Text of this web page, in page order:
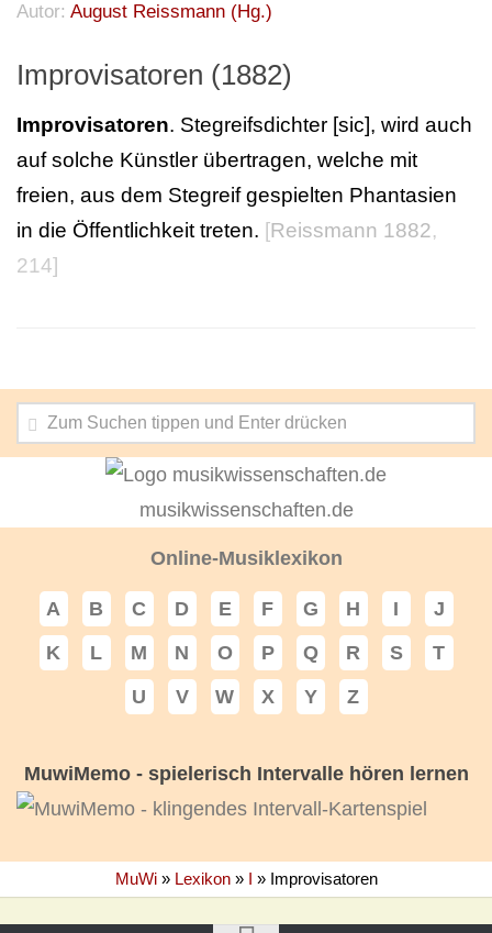
Autor: August Reissmann (Hg.)
Improvisatoren (1882)
Improvisatoren. Stegreifsdichter [sic], wird auch
auf solche Künstler übertragen, welche mit
freien, aus dem Stegreif gespielten Phantasien
in die Öffentlichkeit treten. [Reissmann 1882,
214]
musikwissenschaften.de
Online-Musiklexikon
A B C D E F G H I
J
K
L M N O P Q R S
T
U
V W X Y Z
MuwiMemo - spielerisch Intervalle hören lernen
MuWi» Lexikon» I » Improvisatoren